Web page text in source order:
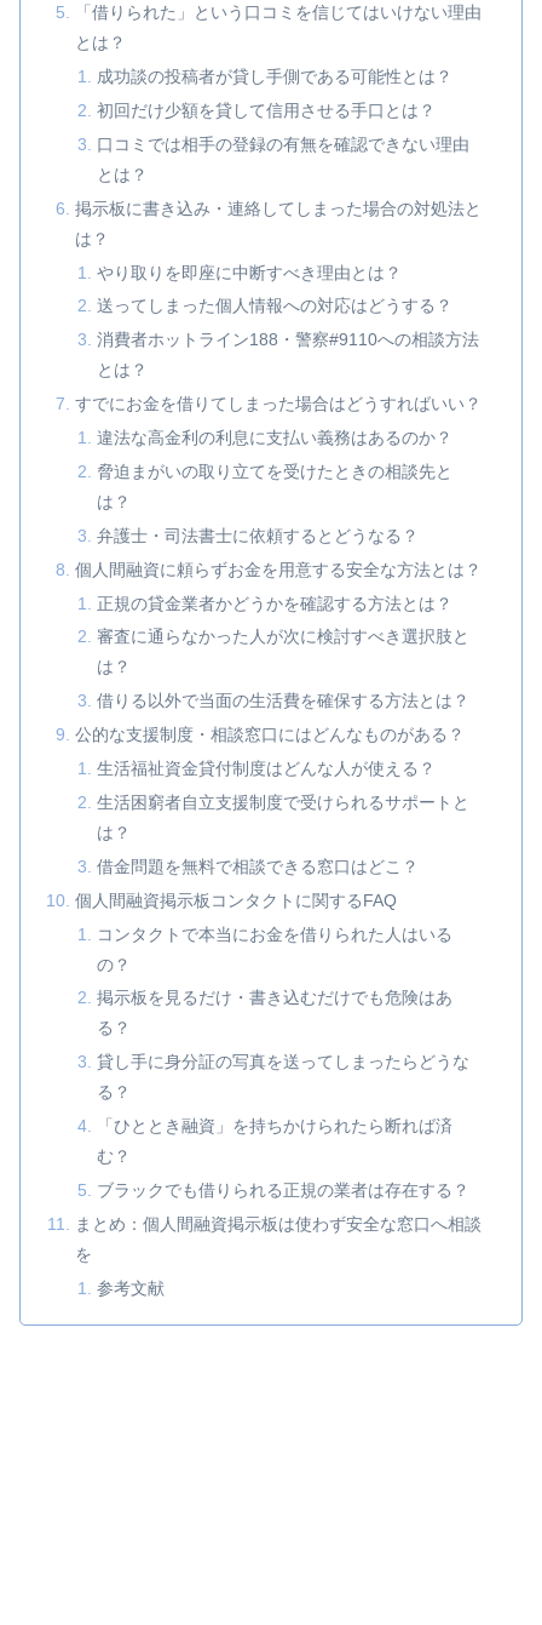
「借りられた」という口コミを信じてはいけない理由
とは？
成功談の投稿者が貸し手側である可能性とは？
初回だけ少額を貸して信用させる手口とは？
口コミでは相手の登録の有無を確認できない理由
とは？
掲示板に書き込み・連絡してしまった場合の対処法と
は？
やり取りを即座に中断すべき理由とは？
送ってしまった個人情報への対応はどうする？
消費者ホットライン188・警察#9110への相談方法
とは？
すでにお金を借りてしまった場合はどうすればいい？
違法な高金利の利息に支払い義務はあるのか？
脅迫まがいの取り立てを受けたときの相談先と
は？
弁護士・司法書士に依頼するとどうなる？
個人間融資に頼らずお金を用意する安全な方法とは？
正規の貸金業者かどうかを確認する方法とは？
審査に通らなかった人が次に検討すべき選択肢と
は？
借りる以外で当面の生活費を確保する方法とは？
公的な支援制度・相談窓口にはどんなものがある？
生活福祉資金貸付制度はどんな人が使える？
生活困窮者自立支援制度で受けられるサポートと
は？
借金問題を無料で相談できる窓口はどこ？
個人間融資掲示板コンタクトに関するFAQ
コンタクトで本当にお金を借りられた人はいる
の？
掲示板を見るだけ・書き込むだけでも危険はあ
る？
貸し手に身分証の写真を送ってしまったらどうな
る？
「ひととき融資」を持ちかけられたら断れば済
む？
ブラックでも借りられる正規の業者は存在する？
まとめ：個人間融資掲示板は使わず安全な窓口へ相談
を
参考文献